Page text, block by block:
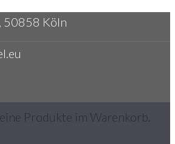
50858 Köln
Produkte im Warenkorb.